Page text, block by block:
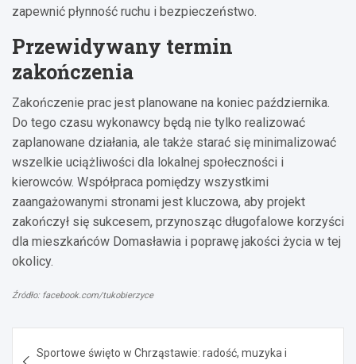
zapewnić płynność ruchu i bezpieczeństwo.
Przewidywany termin
zakończenia
Zakończenie prac jest planowane na koniec października.
Do tego czasu wykonawcy będą nie tylko realizować
zaplanowane działania, ale także starać się minimalizować
wszelkie uciążliwości dla lokalnej społeczności i
kierowców. Współpraca pomiędzy wszystkimi
zaangażowanymi stronami jest kluczowa, aby projekt
zakończył się sukcesem, przynosząc długofalowe korzyści
dla mieszkańców Domasławia i poprawę jakości życia w tej
okolicy.
Źródło: facebook.com/tukobierzyce
Sportowe święto w Chrząstawie: radość, muzyka i